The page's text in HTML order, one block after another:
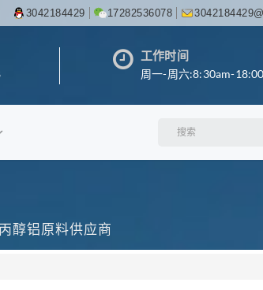
3042184429 17282536078
工作时间
周一-周六:8:30am-
醇铝原料供应商